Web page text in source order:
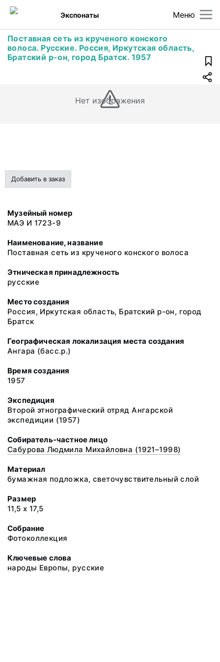
Меню
Экспонаты
Поставная сеть из крученого конского
волоса. Русские. Россия, Иркутская область,
Братский р-он, город Братск. 1957
Нет изображения
Добавить в заказ
Музейный номер
МАЭ И 1723-9
Наименование, название
Поставная сеть из крученого конского волоса
Этническая принадлежность
русские
Место создания
Россия, Иркутская область, Братский р-он, город
Братск
Географическая локализация места создания
Ангара (басс.р.)
Время создания
1957
Экспедиция
Второй этнографический отряд Ангарской
экспедиции (1957)
Собиратель-частное лицо
Сабурова Людмила Михайловна (1921–1998)
Материал
бумажная подложка, светочувствительный слой
Размер
11,5 х 17,5
Собрание
Фотоколлекция
Ключевые слова
народы Европы, русские